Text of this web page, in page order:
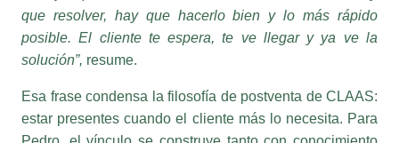
posible. El cliente te espera, te ve llegar y ya ve la
solución”,resume.
Esa frase condensa la filosofía de postventa de CLAAS:
estar presentes cuando el cliente más lo necesita. Para
Pedro, el vínculo se construye tanto con conocimiento
técnico como con escucha, disponibilidad y confianza.